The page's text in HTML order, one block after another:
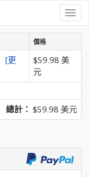
價格
[更
$59.98 美
元
總計： $59.98 美元